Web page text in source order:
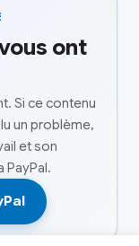
ont
Si ce contenu
un problème,
et son
PayPal.